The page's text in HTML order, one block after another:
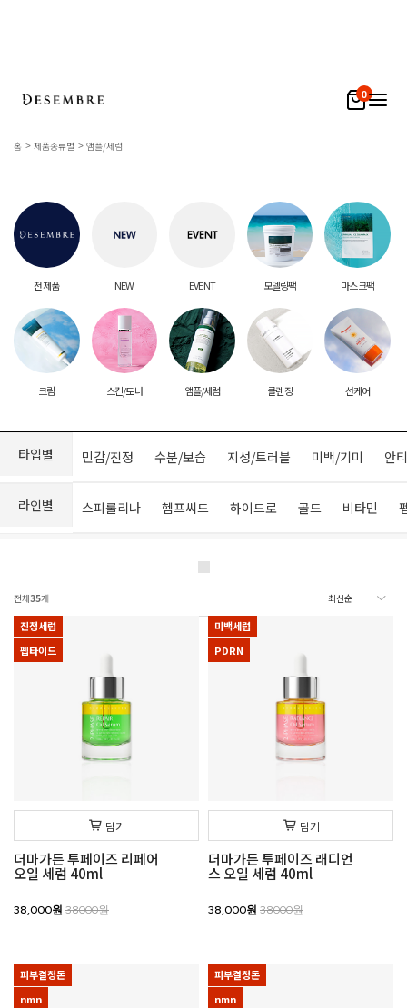
0
홈 제품종류별 앰플/세럼
전 제품 NEW EVENT 모델링팩 마스크팩
크림 스킨/토너 앰플/세럼 클렌징 선케어
타입별 민감/진정 수분/보습 지성/트러블 미백/기미 안
라인별 스피룰리나 헴프씨드 하이드로 골드 비타민
전체35개
진정세럼
펩타이드
담기
더마가든 투페이즈 리페어
오일 세럼 40ml
38,000원 38000원
미백세럼
PDRN
담기
더마가든 투페이즈 래디언
스 오일 세럼 40ml
38,000원 38000원
피부결정돈
nmn
피부결정돈
nmn